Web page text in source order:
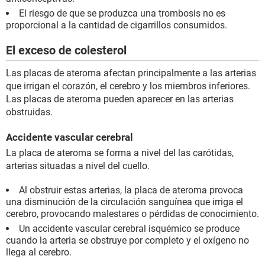
El riesgo de que se produzca una trombosis no es
proporcional a la cantidad de cigarrillos consumidos.
El exceso de colesterol
Las placas de ateroma afectan principalmente a las arterias
que irrigan el corazón, el cerebro y los miembros inferiores.
Las placas de ateroma pueden aparecer en las arterias
obstruidas.
Accidente vascular cerebral
La placa de ateroma se forma a nivel del las carótidas,
arterias situadas a nivel del cuello.
Al obstruir estas arterias, la placa de ateroma provoca
una disminución de la circulación sanguínea que irriga el
cerebro, provocando malestares o pérdidas de conocimiento.
Un accidente vascular cerebral isquémico se produce
cuando la arteria se obstruye por completo y el oxígeno no
llega al cerebro.